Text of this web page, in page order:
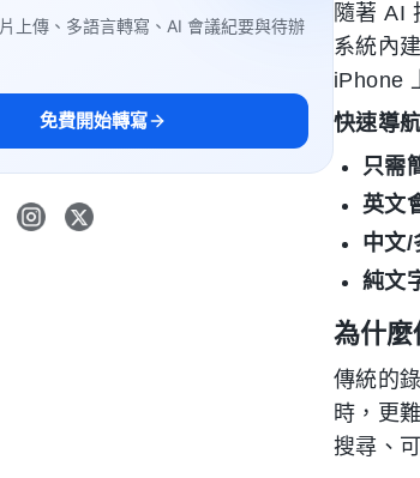
上傳、多語言轉寫、AI 會議紀要與待辦
免費開始轉寫
隨著 AI
系統內
iPhone
快速導
只需
英文
中文/
純文
為什麼
傳統的
時，更
搜尋、